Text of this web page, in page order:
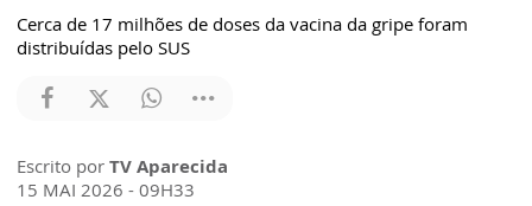
Cerca de 17 milhões de doses da vacina da gripe foram
distribuídas pelo SUS
Escrito por TV Aparecida
15 MAI 2026 - 09H33